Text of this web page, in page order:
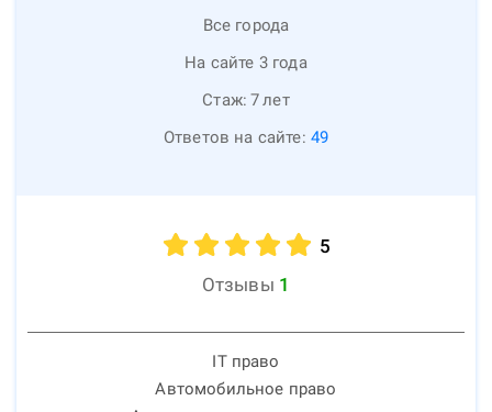
Все города
На сайте 3 года
Стаж: 7лет
Ответов на сайте: 49
5
Отзывы 1
IT право
Автомобильное право